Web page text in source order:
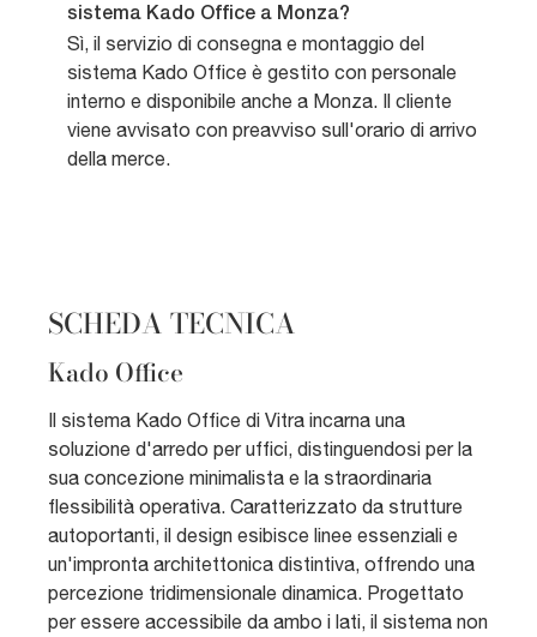
sistema Kado Office a Monza?
Sì, il servizio di consegna e montaggio del
sistema Kado Office è gestito con personale
interno e disponibile anche a Monza. Il cliente
viene avvisato con preavviso sull'orario di arrivo
della merce.
SCHEDA TECNICA
Kado Office
Il sistema Kado Office di Vitra incarna una
soluzione d'arredo per uffici, distinguendosi per la
sua concezione minimalista e la straordinaria
flessibilità operativa. Caratterizzato da strutture
autoportanti, il design esibisce linee essenziali e
un'impronta architettonica distintiva, offrendo una
percezione tridimensionale dinamica. Progettato
per essere accessibile da ambo i lati, il sistema non